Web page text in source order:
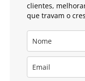
clientes,
que travam o